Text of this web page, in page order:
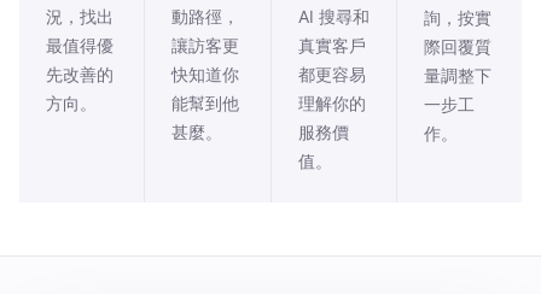
況，找出
最值得優
先改善的
方向。
動路徑，
讓訪客更
快知道你
能幫到他
甚麼。
AI 搜尋和
真實客戶
都更容易
理解你的
服務價
值。
詢，按實
際回覆質
量調整下
一步工
作。